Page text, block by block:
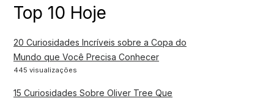
Top 10 Hoje
20 Curiosidades Incríveis sobre a Copa do
Mundo que Você Precisa Conhecer
445 visualizações
15 Curiosidades Sobre Oliver Tree Que